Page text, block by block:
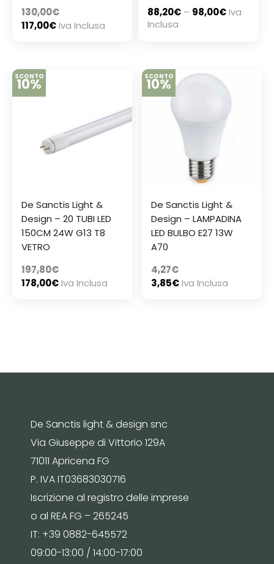
130,00€
117,00€Iva Inclusa
88,20€ – 98,00€Iva
Inclusa
SCONTO
10%
De Sanctis Light &
Design – 20 TUBI LED
150CM 24W G13 T8
VETRO
197,80€
178,00€Iva Inclusa
SCONTO
10%
De Sanctis Light &
Design – LAMPADINA
LED BULBO E27 13W
A70
4,27€
3,85€Iva Inclusa
De Sanctis light & design snc
Via Giuseppe di Vittorio 129A
71011 Apricena FG
P. IVA IT03683030716
Iscrizione al registro delle imprese
o al REA FG – 265245
IT: +39 0882-645572
09:00-13:00 / 14:00-17:00